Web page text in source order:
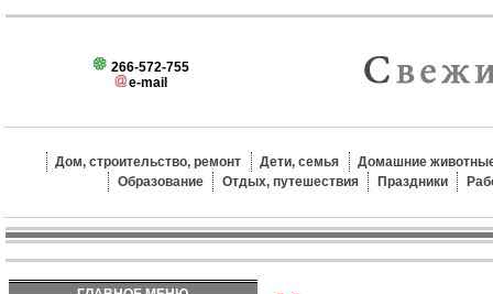
266-572-755
e-mail
Дом, строительство, ремонт Дети, семья
Домашние
Образование
Отдых, путешествия Праздники